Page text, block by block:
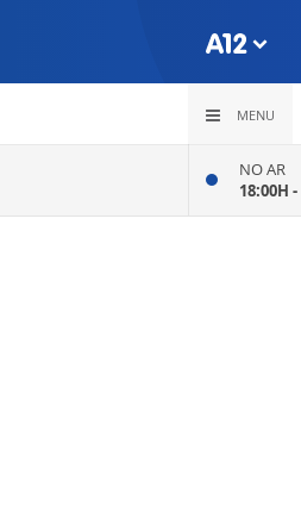
MENU
NO AR
18:00H -